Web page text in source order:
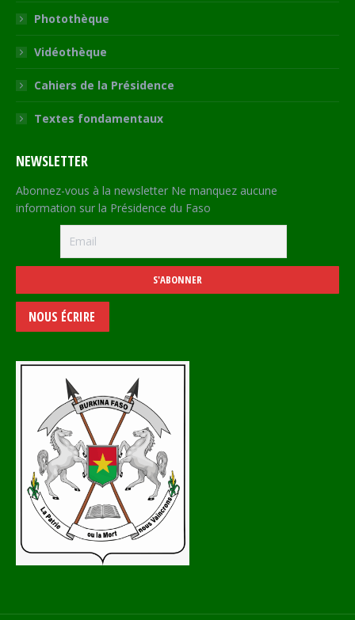
Photothèque
Vidéothèque
Cahiers de la Présidence
Textes fondamentaux
NEWSLETTER
Abonnez-vous à la newsletter Ne manquez aucune
information sur la Présidence du Faso
NOUS ÉCRIRE